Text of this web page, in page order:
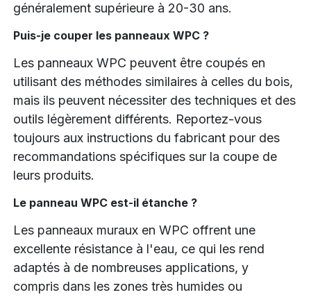
généralement supérieure à 20-30 ans.
Puis-je couper les panneaux WPC ?
Les panneaux WPC peuvent être coupés en
utilisant des méthodes similaires à celles du bois,
mais ils peuvent nécessiter des techniques et des
outils légèrement différents. Reportez-vous
toujours aux instructions du fabricant pour des
recommandations spécifiques sur la coupe de
leurs produits.
Le panneau WPC est-il étanche ?
Les panneaux muraux en WPC offrent une
excellente résistance à l'eau, ce qui les rend
adaptés à de nombreuses applications, y
compris dans les zones très humides ou